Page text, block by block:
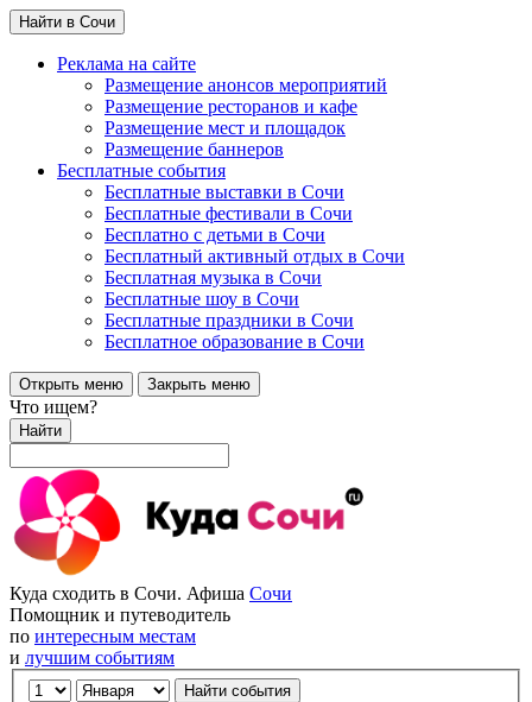
Найти в Сочи
Реклама на сайте
Размещение анонсов мероприятий
Размещение ресторанов и кафе
Размещение мест и площадок
Размещение баннеров
Бесплатные события
Бесплатные выставки в Сочи
Бесплатные фестивали в Сочи
Бесплатно с детьми в Сочи
Бесплатный активный отдых в Сочи
Бесплатная музыка в Сочи
Бесплатные шоу в Сочи
Бесплатные праздники в Сочи
Бесплатное образование в Сочи
Открыть меню Закрыть меню
Что ищем?
Найти
Куда сходить в Сочи. Афиша Сочи
Помощник и путеводитель
по интересным местам
и лучшим событиям